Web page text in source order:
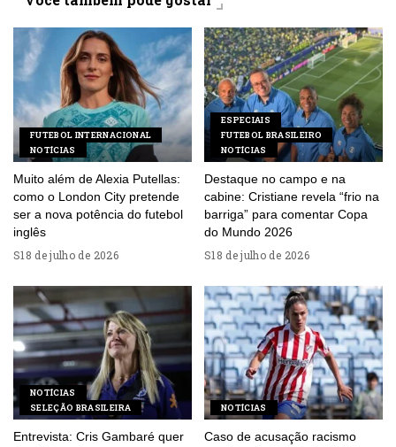
FUTEBOL INTERNACIONAL
NOTÍCIAS
Muito além de Alexia Putellas:
como o London City pretende
ser a nova potência do futebol
inglês
18 de julho de 2026
ESPECIAIS
FUTEBOL BRASILEIRO
NOTÍCIAS
Destaque no campo e na
cabine: Cristiane revela “frio na
barriga” para comentar Copa
do Mundo 2026
18 de julho de 2026
NOTÍCIAS
SELEÇÃO BRASILEIRA
Entrevista: Cris Gambaré quer
NOTÍCIAS
Caso de acusação racismo